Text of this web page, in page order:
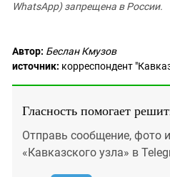
WhatsApp) запрещена в России.
Автор: Беслан Кмузов
источник: корреспондент
Гласность помогает
Отправь сообщение, фото
«Кавказского узла» в